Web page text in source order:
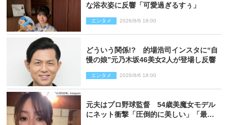
な浴衣姿に反響「可愛過ぎるすぅ」
エンタメ 2026/8/6 18:00
どういう関係!? 的場浩司インスタに“自
慢の娘”元乃木坂46美女2人が登場し反響
エンタメ 2026/8/6 18:00
元夫はプロ野球監督 54歳美魔女モデル
にネット衝撃「圧倒的に美しい」「最強